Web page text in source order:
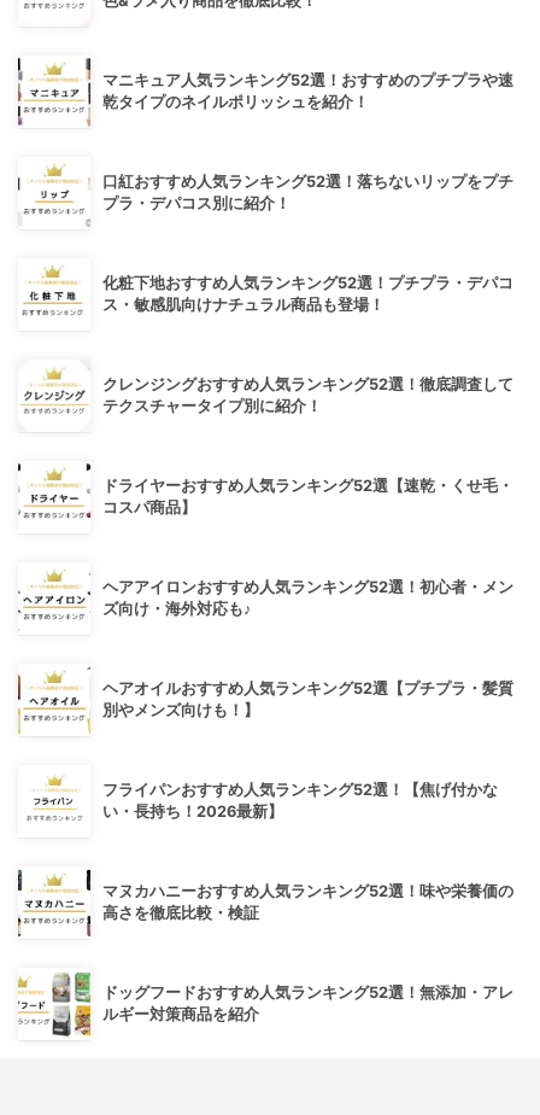
マニキュア人気ランキング52選！おすすめのプチプラや速
乾タイプのネイルポリッシュを紹介！
口紅おすすめ人気ランキング52選！落ちないリップをプチ
プラ・デパコス別に紹介！
化粧下地おすすめ人気ランキング52選！プチプラ・デパコ
ス・敏感肌向けナチュラル商品も登場！
クレンジングおすすめ人気ランキング52選！徹底調査して
テクスチャータイプ別に紹介！
ドライヤーおすすめ人気ランキング52選【速乾・くせ毛・
コスパ商品】
ヘアアイロンおすすめ人気ランキング52選！初心者・メン
ズ向け・海外対応も♪
ヘアオイルおすすめ人気ランキング52選【プチプラ・髪質
別やメンズ向けも！】
フライパンおすすめ人気ランキング52選！【焦げ付かな
い・長持ち！2026最新】
マヌカハニーおすすめ人気ランキング52選！味や栄養価の
高さを徹底比較・検証
ドッグフードおすすめ人気ランキング52選！無添加・アレ
ルギー対策商品を紹介